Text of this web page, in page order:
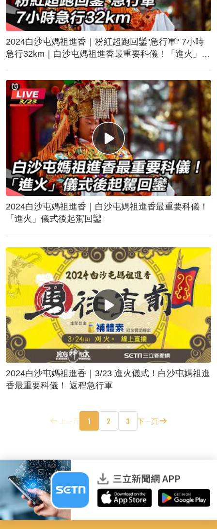
2024白沙屯媽祖進香｜粉紅超跑回鑾"急行軍" 7小時
急行32km｜白沙屯媽祖進香最重要科儀！「進火」儀
2024白沙屯媽祖進香｜白沙屯媽祖進香最重要科儀！
「進火」儀式後起駕回鑾
2024白沙屯媽祖進香｜3/23 進火儀式！白沙屯媽祖進
香最重要科儀！ 返程急行軍
上一頁 1 2 3 下一頁